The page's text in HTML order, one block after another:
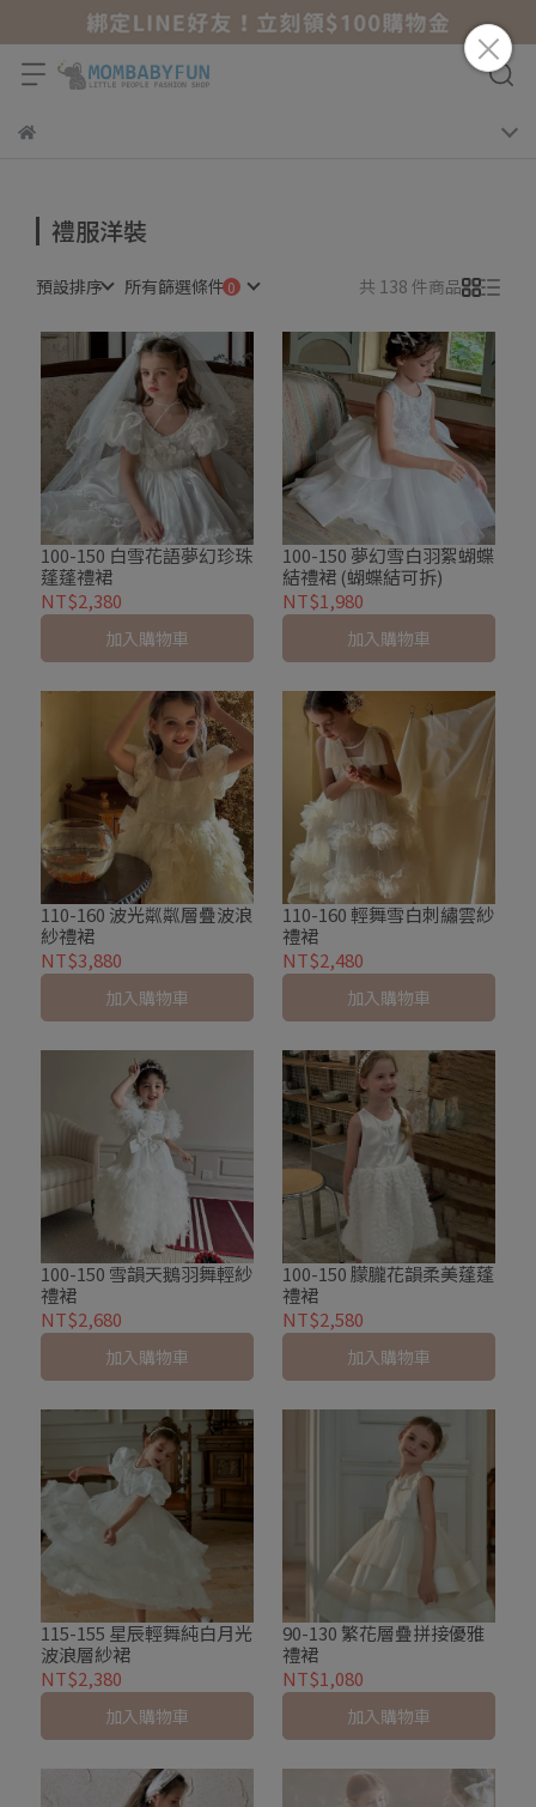
禮服洋裝
預設排序 所有篩選條件 共 138 件商品
100-150 白雪花語夢幻珍珠
蓬蓬禮裙
NT$2,380
加入購物車
100-150 夢幻雪白羽絮蝴蝶
結禮裙 (蝴蝶結可拆)
NT$1,980
加入購物車
110-160 波光粼粼層疊波浪
紗禮裙
NT$3,880
加入購物車
110-160 輕舞雪白刺繡雲紗
禮裙
NT$2,480
加入購物車
100-150 雪韻天鵝羽舞輕紗
禮裙
NT$2,680
加入購物車
100-150 朦朧花韻柔美蓬蓬
禮裙
NT$2,580
加入購物車
115-155 星辰輕舞純白月光
波浪層紗裙
NT$2,380
加入購物車
90-130 繁花層疊拼接優雅
禮裙
NT$1,080
加入購物車